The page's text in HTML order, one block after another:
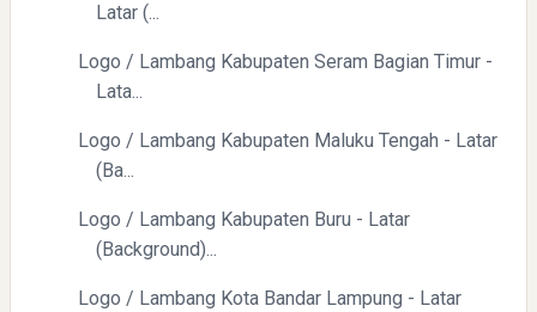
Latar (...
Logo / Lambang Kabupaten Seram Bagian Timur -
Lata...
Logo / Lambang Kabupaten Maluku Tengah - Latar
(Ba...
Logo / Lambang Kabupaten Buru - Latar
(Background)...
Logo / Lambang Kota Bandar Lampung - Latar